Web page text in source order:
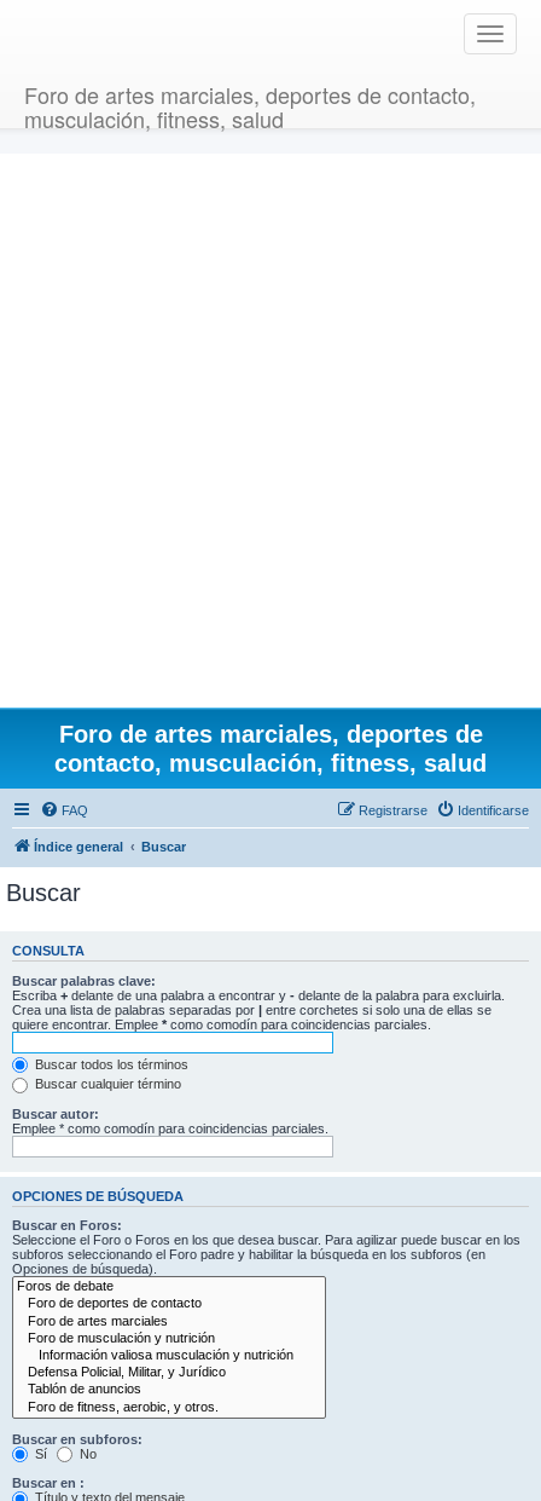
T
o
Foro de artes marciales, deportes de contacto,
musculación, fitness, salud
Foro de artes marciales, deportes de
contacto, musculación, fitness, salud
FAQ Identificarse
Registrarse
Índice general Buscar
Buscar
CONSULTA
Buscar palabras clave:
Escriba + delante de una palabra a encontrar y - delante de la palabra para excluirla.
Crea una lista de palabras separadas por | entre corchetes si solo una de ellas se
quiere encontrar. Emplee * como comodín para coincidencias parciales.
Buscar todos los términos
Buscar cualquier término
Buscar autor:
Emplee * como comodín para coincidencias parciales.
OPCIONES DE BÚSQUEDA
Buscar en Foros:
Seleccione el Foro o Foros en los que desea buscar. Para agilizar puede buscar en los
subforos seleccionando el Foro padre y habilitar la búsqueda en los subforos (en
Opciones de búsqueda).
Buscar en subforos:
Sí
No
Buscar en :
Título y texto del mensaje